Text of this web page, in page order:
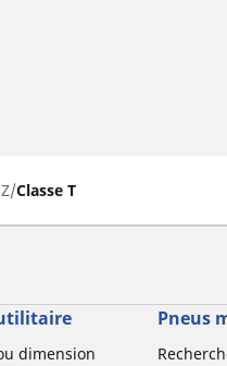
Classe T
dimension
Pneus